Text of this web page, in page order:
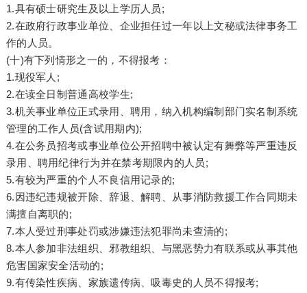
1.具有硕士研究生及以上学历人员;
2.在政府行政事业单位、企业担任过一年以上文秘或法律事务工
作的人员。
(十)有下列情形之一的，不得报考：
1.现役军人;
2.在读全日制普通高校学生;
3.机关事业单位正式录用、聘用，纳入机构编制部门实名制系统
管理的工作人员(含试用期内);
4.在公务员招考或事业单位公开招聘中被认定有舞弊等严重违反
录用、聘用纪律行为并在禁考期限内的人员;
5.有较为严重的个人不良信用记录的;
6.因违纪违规被开除、辞退、解聘、从事消防救援工作合同期未
满擅自离职的;
7.本人受过刑事处罚或涉嫌违法犯罪尚未查清的;
8.本人参加非法组织、邪教组织、与黑恶势力有联系或从事其他
危害国家安全活动的;
9.有传染性疾病、家族遗传病、吸毒史的人员不得报考;